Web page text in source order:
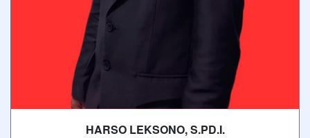
HARSO LEKSONO, S.PD.I.